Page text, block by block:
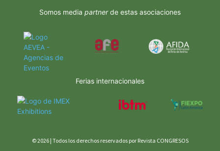
Somos media partnerde estas asociaciones
Ferias internacionales
© 2026 | Todos los derechos reservados por Revista CONGRESOS